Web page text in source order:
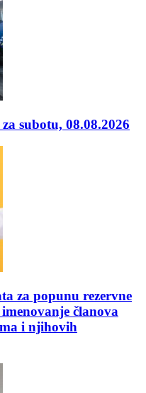
subotu, 08.08.2026
za popunu rezervne
članova
i njihovih